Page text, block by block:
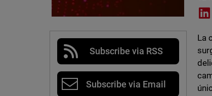
Subscribe via RSS
Subscribe via Email
La